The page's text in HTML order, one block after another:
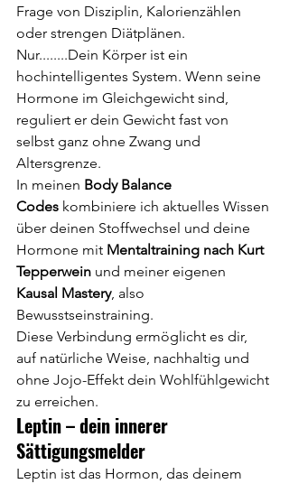
Frage von Disziplin, Kalorienzählen
oder strengen Diätplänen.
Nur........Dein Körper ist ein
hochintelligentes System. Wenn seine
Hormone im Gleichgewicht sind,
reguliert er dein Gewicht fast von
selbst ganz ohne Zwang und
Altersgrenze.
In meinen Body Balance
Codes kombiniere ich aktuelles Wissen
über deinen Stoffwechsel und deine
Hormone mit Mentaltraining nach Kurt
Tepperwein und meiner eigenen
Kausal Mastery, also
Bewusstseinstraining.
Diese Verbindung ermöglicht es dir,
auf natürliche Weise, nachhaltig und
ohne Jojo-Effekt dein Wohlfühlgewicht
zu erreichen.
Leptin – dein innerer
Sättigungsmelder
Leptin ist das Hormon, das deinem